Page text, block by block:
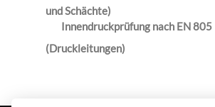
und Schächte)
Innendruckprüfung nach EN 805
(Druckleitungen)